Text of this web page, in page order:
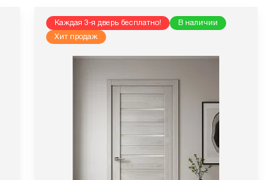
Каждая 3-я дверь бесплатно!
В наличии
Хит продаж